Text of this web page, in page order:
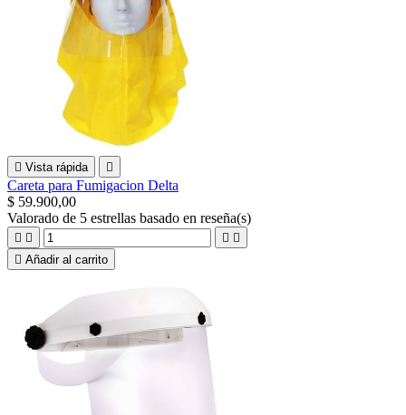
 Vista rápida 
Careta para Fumigacion Delta
$ 59.900,00
Valorado de 5 estrellas basado en reseña(s)
   
 Añadir al carrito